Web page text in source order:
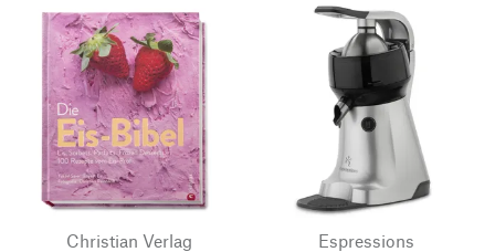
Christian Verlag
Espressions